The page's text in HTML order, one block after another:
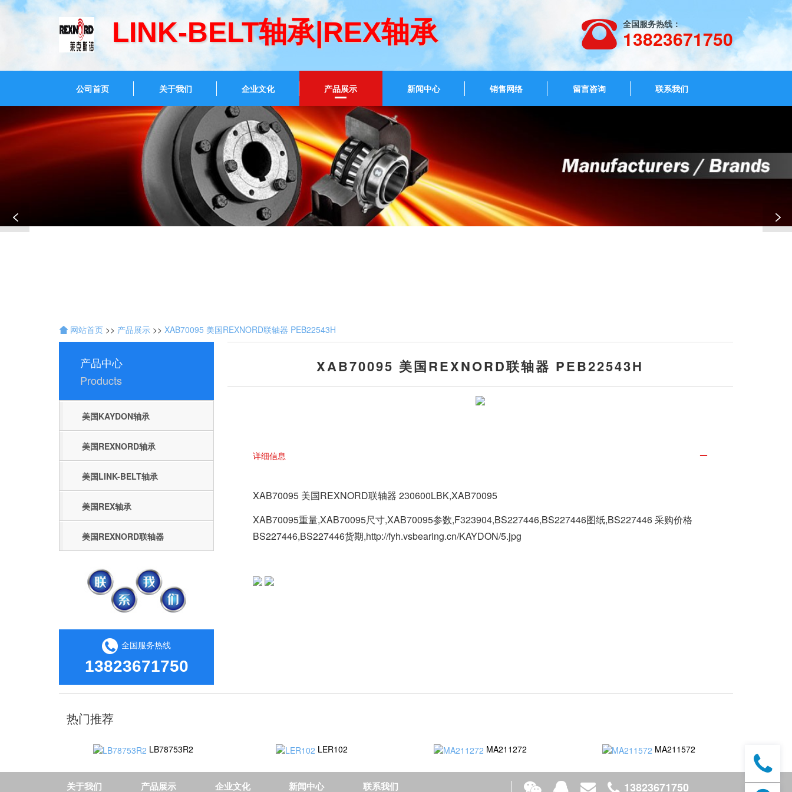
LINK-BELT轴承|REX轴承 全国服务热线：
13823671750
公司首页 关于我们 企业文化 产品展示 新闻中心 销售网络 留言咨询 联系我们
网站首页 >> 产品展示 >> XAB70095 美国REXNORD联轴器 PEB22543H
产品中心
Products
美国KAYDON轴承
美国REXNORD轴承
美国LINK-BELT轴承
美国REX轴承
美国REXNORD联轴器
全国服务热线
13823671750
XAB70095 美国REXNORD联轴器 PEB22543H
详细信息
XAB70095 美国REXNORD联轴器 230600LBK,XAB70095
XAB70095重量,XAB70095尺寸,XAB70095参数,F323904,BS227446,BS227446图纸,BS227446 采购价格
BS227446,BS227446货期,http://fyh.vsbearing.cn/KAYDON/5.jpg
络
热门推荐
LB78753R2 LER102 MA211272 MA211572
关于我们 产品展示 企业文化 新闻中心 联系我们 13823671750